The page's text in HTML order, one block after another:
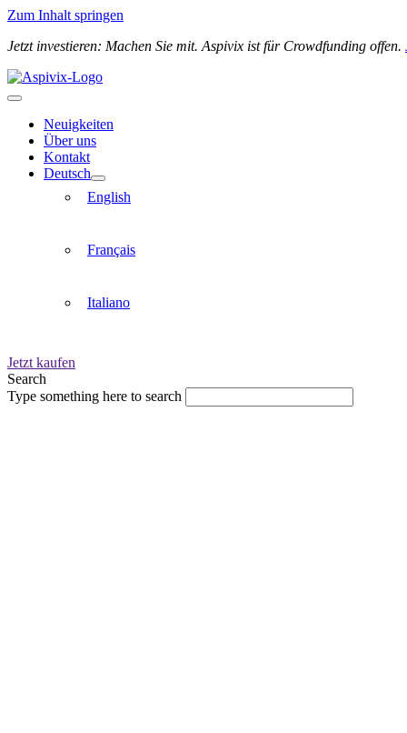
Zum Inhalt springen
Jetzt investieren: Machen Sie mit. Aspivix ist für Crowdfunding offen.
Neuigkeiten
Über uns
Kontakt
Deutsch
English
Français
Italiano
Jetzt kaufen
Search
Type something here to search